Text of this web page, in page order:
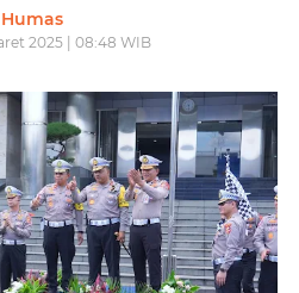
Humas
2025 | 08:48 WIB